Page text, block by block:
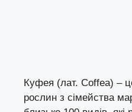
Куфея (лат. Coffea) –
рослин з сімейства